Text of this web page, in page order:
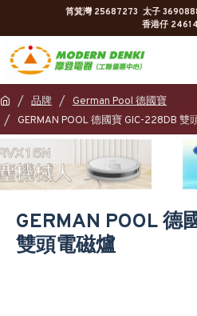
筲箕灣 25687273 太子
香港仔
品牌
German Pool 德國寶
GERMAN POOL 德國寶 GIC-228DB 雙
GERMAN POOL 德
雙頭電磁爐